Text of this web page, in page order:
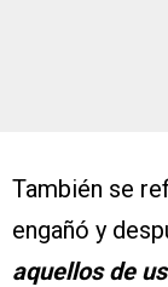
También se
engañó y
aquellos de